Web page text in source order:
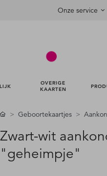
Onze service
OVERIGE
KAARTEN
Geboortekaartjes
Zwart-wit
"geheimpje"